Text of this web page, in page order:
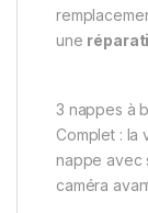
une
3 nappes à
Complet : la
nappe avec
caméra